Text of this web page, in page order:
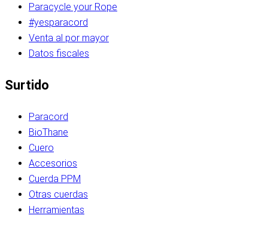
Paracycle your Rope
#yesparacord
Venta al por mayor
Datos fiscales
Surtido
Paracord
BioThane
Cuero
Accesorios
Cuerda PPM
Otras cuerdas
Herramientas